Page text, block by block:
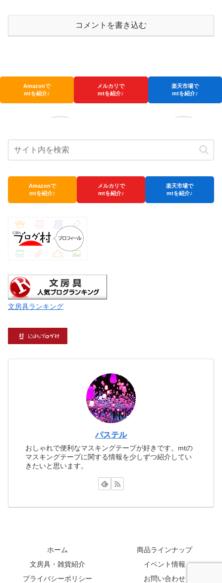
コメントを書き込む
Amazonで
mtを紹介♪
メルカリで
mtを紹介♪
楽天市場で
mtを紹介♪
Amazonで
mtを紹介♪
メルカリで
mtを紹介♪
楽天市場で
mtを紹介♪
文房具ランキング
パステル
おしゃれで便利なマスキングテープが好きです。mtの
マスキングテープに関する情報を少しずつ紹介してい
きたいと思います。
ホーム
商品ラインナップ
文房具・雑貨紹介
イベント情報
プライバシーポリシー
お問い合わせ